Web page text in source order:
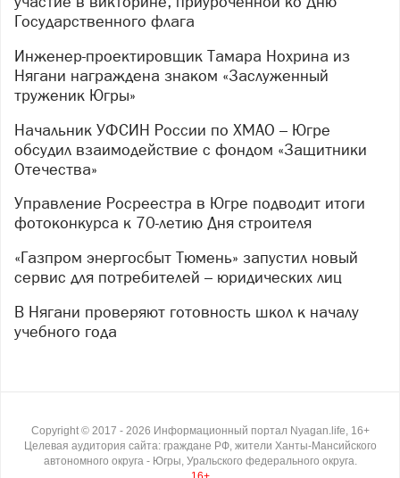
Государственного флага
Инженер-проектировщик Тамара Нохрина из
Нягани награждена знаком «Заслуженный
труженик Югры»
Начальник УФСИН России по ХМАО – Югре
обсудил взаимодействие с фондом «Защитники
Отечества»
Управление Росреестра в Югре подводит итоги
фотоконкурса к 70-летию Дня строителя
«Газпром энергосбыт Тюмень» запустил новый
сервис для потребителей – юридических лиц
В Нягани проверяют готовность школ к началу
учебного года
Copyright © 2017 - 2026 Информационный портал Nyagan.life, 16+
Целевая аудитория сайта: граждане РФ, жители Ханты-Мансийского
автономного округа - Югры, Уральского федерального округа.